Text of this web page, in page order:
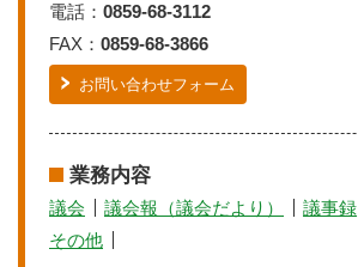
電話： 0859-68-3112
FAX： 0859-68-3866
お問い合わせフォーム
業務内容
議会 議会報（議会だより） 議事録
その他